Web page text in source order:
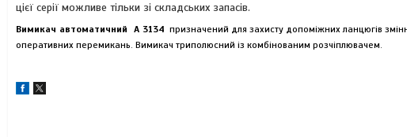
цієї серії можливе тільки зі складських запасів.
Вимикач автоматичний А 3134 призначений для захисту допоміжних ланцюгів
оперативних перемикань. Вимикач триполюсний із комбінованим розчіплювачем.